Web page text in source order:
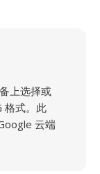
上选择或
格式。此
云端